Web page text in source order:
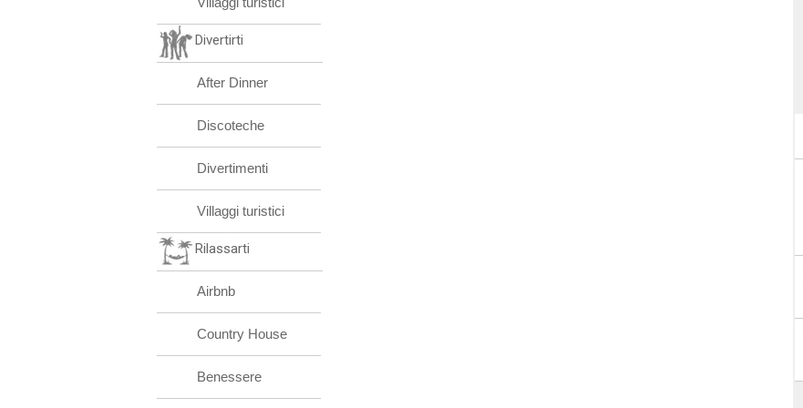
Divertirti
After Dinner
Discoteche
Divertimenti
Villaggi turistici
Rilassarti
Airbnb
Country House
Benessere